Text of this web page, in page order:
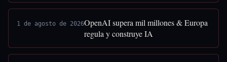
1 de agosto de 2026OpenAI supera mil millones & Europa
regula y construye IA